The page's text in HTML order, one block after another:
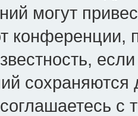
могут
конференции,
сохраняются